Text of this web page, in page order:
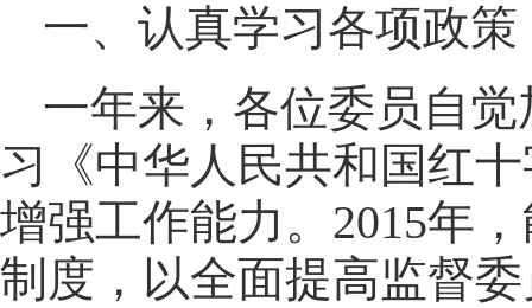
一、认真学习各项政
一年来，各位委员自
习《中华人民共和国红
增强工作能力。2015年
制度，以全面提高监督